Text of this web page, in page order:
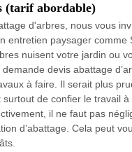
(tarif abordable)
d'arbres, nous vous
entretien paysager comme
nuisent votre jardin ou
devis abattage
à faire. Il serait plus
surtout de confier le travail
il ne faut pas
d’abattage. Cela peut